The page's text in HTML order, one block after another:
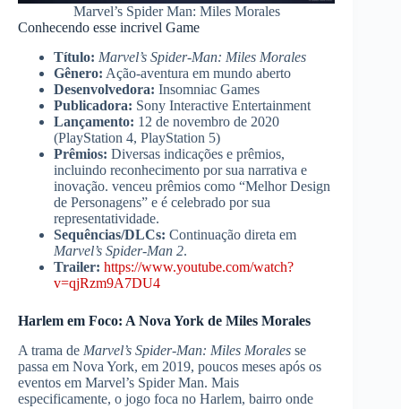
Marvel’s Spider Man: Miles Morales
Conhecendo esse incrivel Game
Título: Marvel’s Spider-Man: Miles Morales
Gênero: Ação-aventura em mundo aberto
Desenvolvedora: Insomniac Games
Publicadora: Sony Interactive Entertainment
Lançamento: 12 de novembro de 2020
(PlayStation 4, PlayStation 5)
Prêmios: Diversas indicações e prêmios,
incluindo reconhecimento por sua narrativa e
inovação. venceu prêmios como “Melhor Design
de Personagens” e é celebrado por sua
representatividade.
Sequências/DLCs: Continuação direta em
Marvel’s Spider-Man 2.
Trailer: https://www.youtube.com/watch?
v=qjRzm9A7DU4
Harlem em Foco: A Nova York de Miles Morales
A trama de Marvel’s Spider-Man: Miles Morales se
passa em Nova York, em 2019, poucos meses após os
eventos em Marvel’s Spider Man. Mais
especificamente, o jogo foca no Harlem, bairro onde